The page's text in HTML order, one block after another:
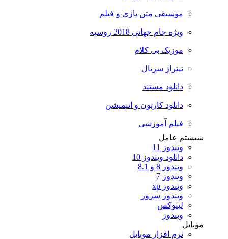
موسیقی متن بازی و فیلم
ویژه جام جهانی 2018 روسیه
موزیک بی کلام
تیتراژ سریال
دانلود مستند
دانلود کارتون و انیمیشن
فیلم آموزشی
سیستم عامل
ویندوز 11
دانلود ویندوز 10
ویندوز 8 و 8.1
ویندوز 7
ویندوز xp
ویندوز سرور
لینوکس
ویندوز
موبایل
نرم افزار موبایل